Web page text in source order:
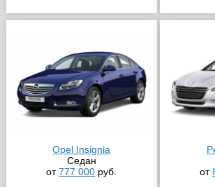
Opel Insignia
Седан
от777 000 руб.
от